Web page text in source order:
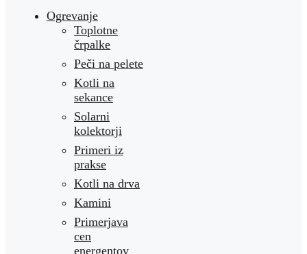
Ogrevanje
Toplotne
črpalke
Peči na pelete
Kotli na
sekance
Solarni
kolektorji
Primeri iz
prakse
Kotli na drva
Kamini
Primerjava
cen
energentov